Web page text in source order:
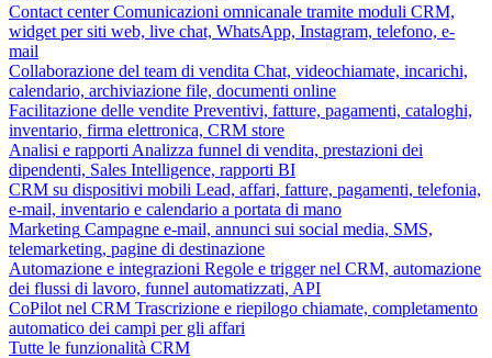
Contact center Comunicazioni omnicanale tramite moduli CRM,
widget per siti web, live chat, WhatsApp, Instagram, telefono, e-
mail
Collaborazione del team di vendita Chat, videochiamate, incarichi,
calendario, archiviazione file, documenti online
Facilitazione delle vendite Preventivi, fatture, pagamenti, cataloghi,
inventario, firma elettronica, CRM store
Analisi e rapporti Analizza funnel di vendita, prestazioni dei
dipendenti, Sales Intelligence, rapporti BI
CRM su dispositivi mobili Lead, affari, fatture, pagamenti, telefonia,
e-mail, inventario e calendario a portata di mano
Marketing Campagne e-mail, annunci sui social media, SMS,
telemarketing, pagine di destinazione
Automazione e integrazioni Regole e trigger nel CRM, automazione
dei flussi di lavoro, funnel automatizzati, API
CoPilot nel CRM Trascrizione e riepilogo chiamate, completamento
automatico dei campi per gli affari
Tutte le funzionalità CRM